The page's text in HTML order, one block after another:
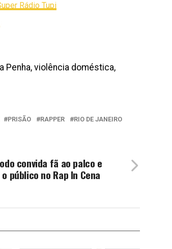
Rádio Tupi
Penha, violência doméstica,
PRISÃO RAPPER
RIO DE JANEIRO
convida fã ao palco e
público no Rap In Cena